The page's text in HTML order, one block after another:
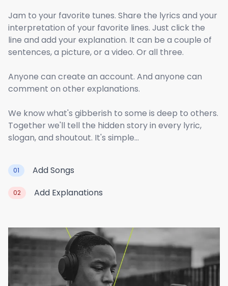
Jam to your favorite tunes. Share the lyrics and your
interpretation of your favorite lines. Just click the
line and add your explanation. It can be a couple of
sentences, a picture, or a video. Or all three.
Anyone can create an account. And anyone can
comment on other explanations.
We know what's gibberish to some is deep to others.
Together we'll tell the hidden story in every lyric,
slogan, and shoutout. It's simple...
01 Add Songs
02 Add Explanations